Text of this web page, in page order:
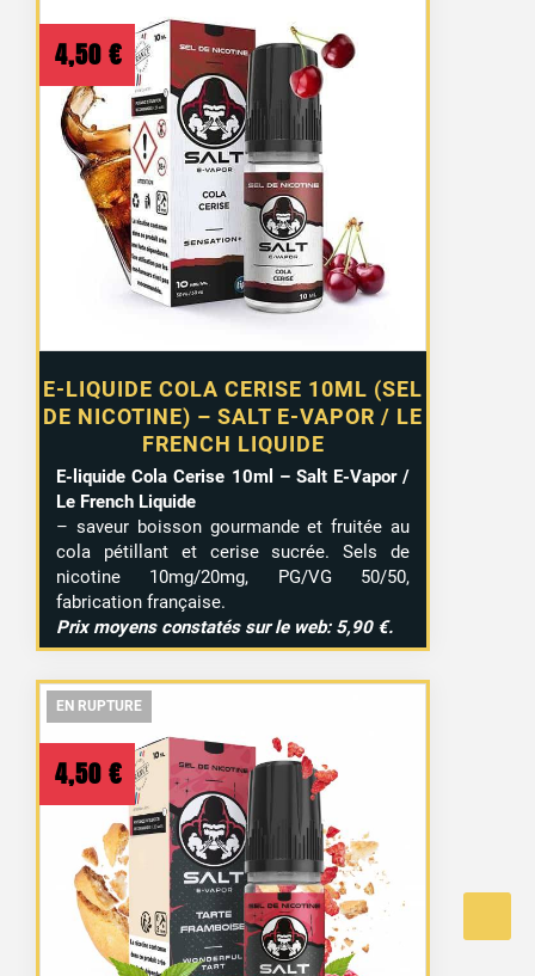
E-LIQUIDE COLA CERISE 10ML (SEL
DE NICOTINE) – SALT E-VAPOR / LE
FRENCH LIQUIDE
4,50 €
E-liquide Cola Cerise 10ml – Salt E-Vapor /
Le French Liquide
– saveur boisson gourmande et fruitée au
cola pétillant et cerise sucrée. Sels de
nicotine 10mg/20mg, PG/VG 50/50,
fabrication française.
Prix moyens constatés sur le web: 5,90 €.
EN RUPTURE
EN RUPTURE
4,50 €
EN RUPTURE